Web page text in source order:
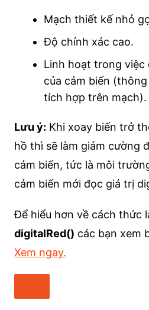
Mạch thiết kế nhỏ
Độ chính xác cao.
Linh hoạt trong việc
của cảm biến
tích hợp trên mạch).
Lưu ý: Khi xoay biến trở
hồ thì sẽ làm giảm cường
cảm biến, tức là môi
cảm biến mới đọc giá trị
Để hiểu hơn về cách thức
digitalRed() các bạn xem
Xem ngay.